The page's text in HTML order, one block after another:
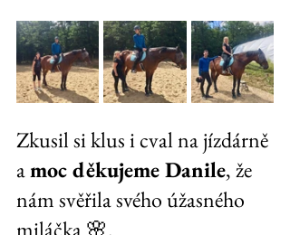
Zkusil si klus i cval na jízdárně
a moc děkujeme Danile, že
nám svěřila svého úžasného
miláčka 🌸.